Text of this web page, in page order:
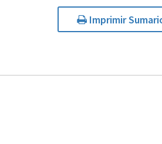
Imprimir